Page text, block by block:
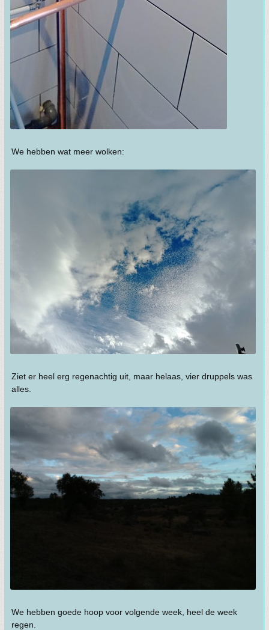
We hebben wat meer wolken:
Ziet er heel erg regenachtig uit, maar helaas, vier druppels was
alles.
We hebben goede hoop voor volgende week, heel de week
regen.